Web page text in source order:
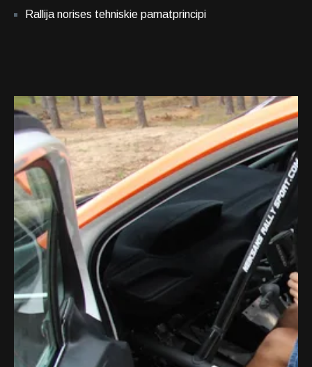
Rallija norises tehniskie pamatprincipi